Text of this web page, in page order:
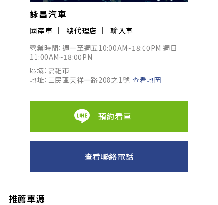
詠昌汽車
國產車 總代理店 輸入車
營業時間：週一至週五10:00AM~18:00PM 週日
11:00AM~18:00PM
區域：高雄市
地址：三民區天祥一路208之1號 查看地圖
預約看車
查看聯絡電話
推薦車源